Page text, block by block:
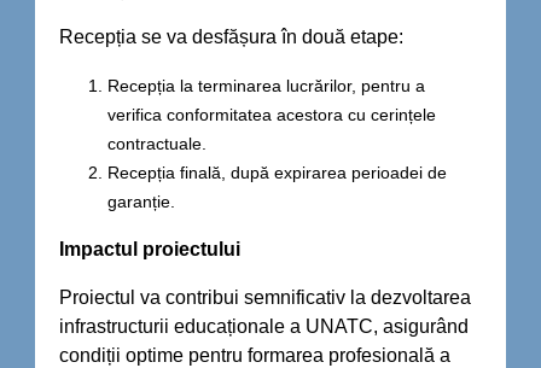
Recepția se va desfășura în două etape:
Recepția la terminarea lucrărilor, pentru a
verifica conformitatea acestora cu cerințele
contractuale.
Recepția finală, după expirarea perioadei de
garanție.
Impactul proiectului
Proiectul va contribui semnificativ la dezvoltarea
infrastructurii educaționale a UNATC, asigurând
condiții optime pentru formarea profesională a